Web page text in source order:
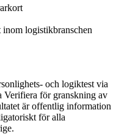
inom logistikbranschen
och logiktest via
Verifiera för granskning av
är offentlig information
för alla